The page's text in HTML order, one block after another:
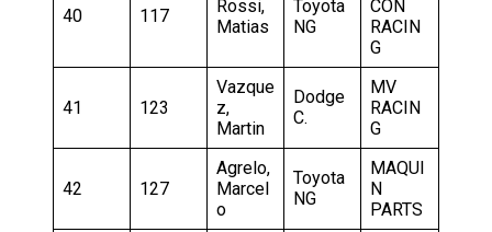
40 117
Rossi,
Matias
Toyota
NG
CON
RACIN
G
41 123
Vazque
z,
Martin
Dodge
C.
MV
RACIN
G
42 127
Agrelo,
Marcel
o
Toyota
NG
MAQUI
N
PARTS